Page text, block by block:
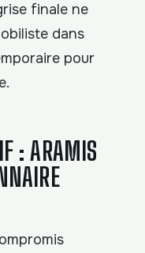
finale ne
dans
pour
: ARAMIS